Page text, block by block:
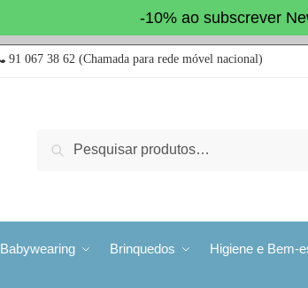
-10% ao subscrever
91 067 38 62 (Chamada para rede móvel nacional)
Pesquisa
Babywearing Brinquedos Higiene e Bem-